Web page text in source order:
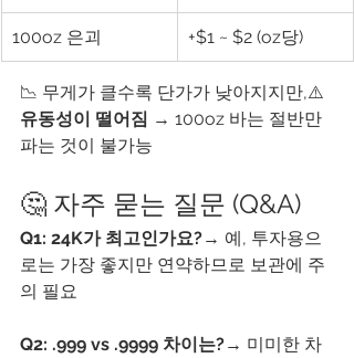
100oz 은괴 +$1 ~ $2 (oz당)
📉 무게가 클수록 단가가 낮아지지만,⚠️
유동성이 떨어짐 → 100oz 바는 절반만
파는 것이 불가능
🤔 자주 묻는 질문 (Q&A)
Q1: 24K가 최고인가요?→ 예, 투자용으
로는 가장 좋지만 연약하므로 보관에 주
의 필요
Q2: .999 vs .9999 차이는?→ 미미한 차